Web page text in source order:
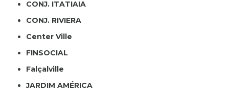
CONJ. ITATIAIA
CONJ. RIVIERA
Center Ville
FINSOCIAL
Falçalville
JARDIM AMÉRICA